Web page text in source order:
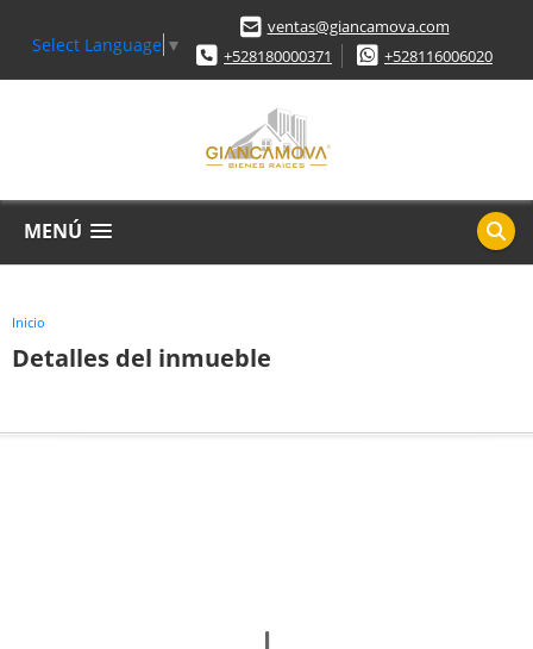
Select Language ▼
ventas@giancamova.com
+528180000371
+528116006020
MENÚ
Inicio
Detalles del inmueble